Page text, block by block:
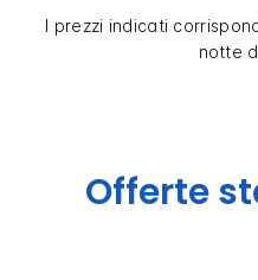
I prezzi indicati
notte
Offerte